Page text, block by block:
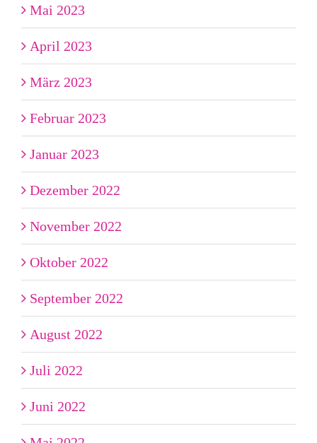
Mai 2023
April 2023
März 2023
Februar 2023
Januar 2023
Dezember 2022
November 2022
Oktober 2022
September 2022
August 2022
Juli 2022
Juni 2022